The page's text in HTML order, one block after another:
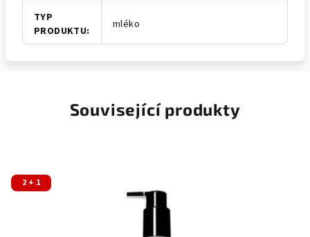
TYP
PRODUKTU: mléko
Související produkty
2 + 1